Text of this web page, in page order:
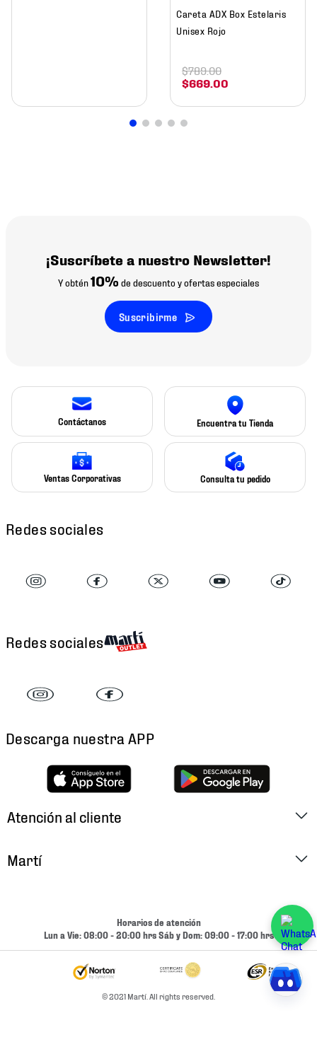
Careta ADX Box Estelaris
Unisex Rojo
$669.00
$789.00
¡Suscríbete a nuestro Newsletter!
Y obtén10% de descuento y ofertas especiales
Suscribirme
Contáctanos Encuentra tu Tienda
Ventas Corporativas Consulta tu pedido
Redes sociales
Redes sociales
Descarga nuestra APP
Atención al cliente
Cambios y Devoluciones
Condiciones de Entrega
Martí
Términos y Condiciones
Horarios de atención
Lun a Vie: 08:00 - 20:00 hrs Sáb y Dom: 09:00 - 17:00 hrs
© 2021 Martí. All rights reserved.